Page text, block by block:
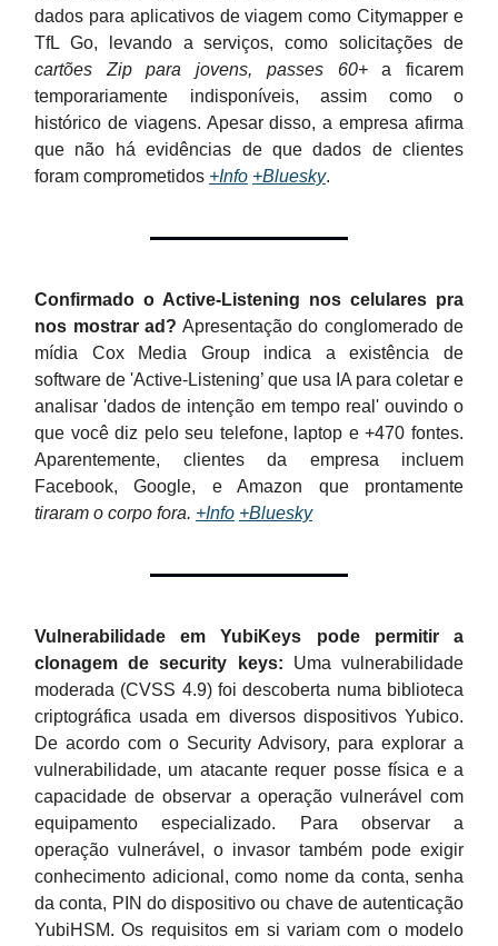
dados para aplicativos de viagem como Citymapper e
TfL Go, levando a serviços, como solicitações de
cartões Zip para jovens,
passes 60+a ficarem
temporariamente indisponíveis, assim como o
histórico de viagens. Apesar disso, a empresa afirma
que não há evidências de que dados de clientes
foram comprometidos +Info +Bluesky.
Confirmado o Active-Listening nos celulares pra
nos mostrar ad? Apresentação do conglomerado de
mídia Cox Media Group indica a existência de
software de 'Active-Listening’ que usa IA para coletar e
analisar 'dados de intenção em tempo real' ouvindo o
que você diz pelo seu telefone, laptop e +470 fontes.
Aparentemente, clientes da empresa incluem
Facebook, Google, e Amazon que prontamente
tiraram o corpo fora. +Info +Bluesky
Vulnerabilidade em YubiKeys pode permitir a
clonagem de security keys: Uma vulnerabilidade
moderada (CVSS 4.9) foi descoberta numa biblioteca
criptográfica usada em diversos dispositivos Yubico.
De acordo com o Security Advisory, para explorar a
vulnerabilidade, um atacante requer posse física e a
capacidade de observar a operação vulnerável com
equipamento especializado. Para observar a
operação vulnerável, o invasor também pode exigir
conhecimento adicional, como nome da conta, senha
da conta, PIN do dispositivo ou chave de autenticação
YubiHSM. Os requisitos em si variam com o modelo